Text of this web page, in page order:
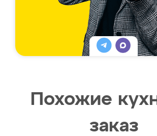
Похожие
заказ